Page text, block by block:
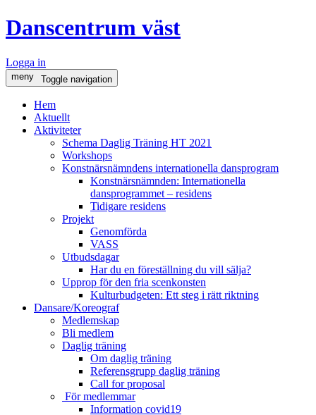
Danscentrum väst
Logga in
meny Toggle navigation
Hem
Aktuellt
Aktiviteter
Schema Daglig Träning HT 2021
Workshops
Konstnärsnämndens internationella dansprogram
Konstnärsnämnden: Internationella
dansprogrammet – residens
Tidigare residens
Projekt
Genomförda
VASS
Utbudsdagar
Har du en föreställning du vill sälja?
Upprop för den fria scenkonsten
Kulturbudgeten: Ett steg i rätt riktning
Dansare/Koreograf
Medlemskap
Bli medlem
Daglig träning
Om daglig träning
Referensgrupp daglig träning
Call for proposal
För medlemmar
Information covid19